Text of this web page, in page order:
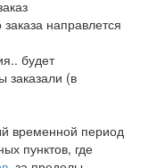
направлется
будет
заказали (в
временной период
пунктов, где